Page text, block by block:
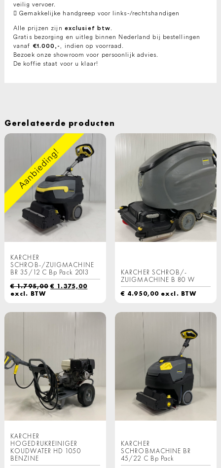
veilig vervoer.
 Gemakkelijke handgreep voor links-/rechtshandigen
Alle prijzen zijn exclusief btw.
Gratis bezorging en uitleg binnen Nederland bij bestellingen
vanaf €1.000,- , indien op voorraad.
Bezoek onze showroom voor persoonlijk advies.
De koffie staat voor u klaar!
Gerelateerde producten
Aanbieding!
KARCHER
SCHROB-/ZUIGMACHINE
BR 35/12 C Bp Pack 2013
€1.795,00Oorspronkelijke
€ 1.375,00Huidige
excl. BTW
KARCHER SCHROB/-
ZUIGMACHINE B 80 W
€ 4.950,00 excl. BTW
KARCHER
HOGEDRUKREINIGER
KOUDWATER HD 1050
BENZINE
KARCHER
SCHROBMACHINE BR
45/22 C Bp Pack